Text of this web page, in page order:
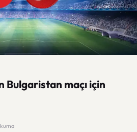
Bulgaristan maçı için